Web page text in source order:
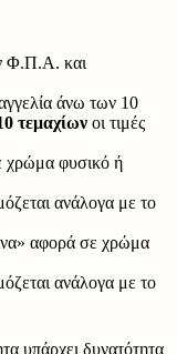
Φ.Π.Α. και
άνω των 10
τεμαχίων οι τιμές
χρώμα φυσικό ή
ανάλογα με το
αφορά σε χρώμα
ανάλογα με το
υπάρχει δυνατότητα